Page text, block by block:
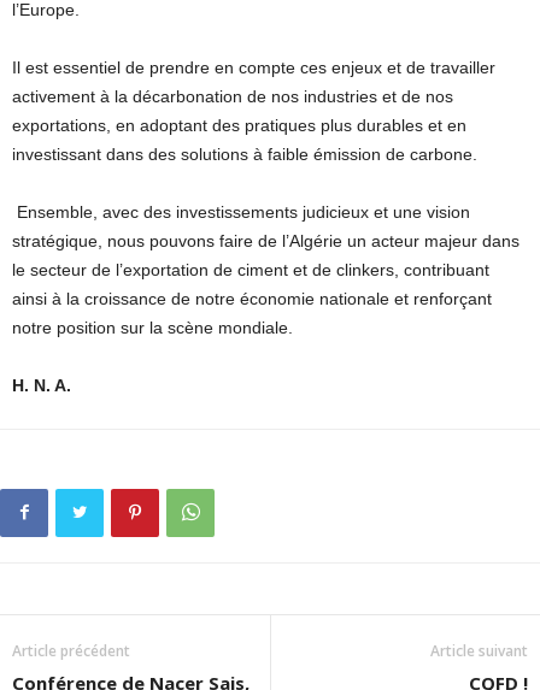
l’Europe.
Il est essentiel de prendre en compte ces enjeux et de travailler
activement à la décarbonation de nos industries et de nos
exportations, en adoptant des pratiques plus durables et en
investissant dans des solutions à faible émission de carbone.
Ensemble, avec des investissements judicieux et une vision
stratégique, nous pouvons faire de l’Algérie un acteur majeur dans
le secteur de l’exportation de ciment et de clinkers, contribuant
ainsi à la croissance de notre économie nationale et renforçant
notre position sur la scène mondiale.
H. N. A.
Article précédent
Conférence de Nacer Sais,
Article suivant
CQFD !